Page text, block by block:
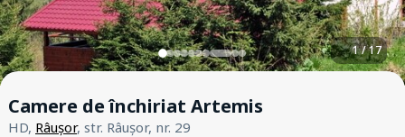
1 / 17
Camere de închiriat Artemis
HD, Râușor, str. Râușor, nr. 29